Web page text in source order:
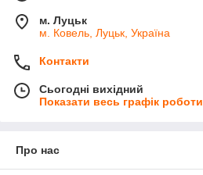
м. Луцьк
м. Ковель, Луцьк, Україна
Контакти
Сьогодні вихідний
Показати весь графік роботи
Про нас